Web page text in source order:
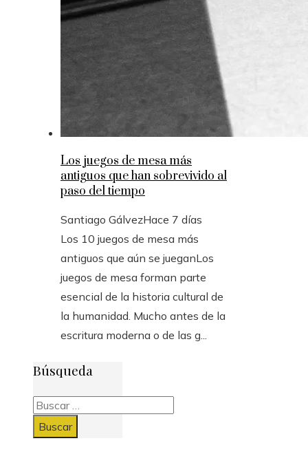
Los juegos de mesa más
antiguos que han sobrevivido al
paso del tiempo
Santiago GálvezHace 7 días
Los 10 juegos de mesa más
antiguos que aún se jueganLos
juegos de mesa forman parte
esencial de la historia cultural de
la humanidad. Mucho antes de la
escritura moderna o de las g...
Búsqueda
Buscar: